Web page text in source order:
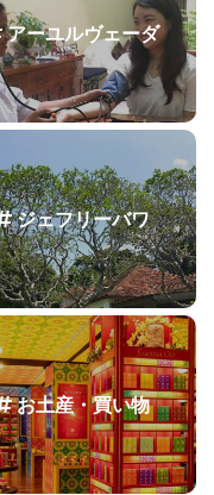
アーユルヴェーダ
ジェフリーバワ
お土産・買い物